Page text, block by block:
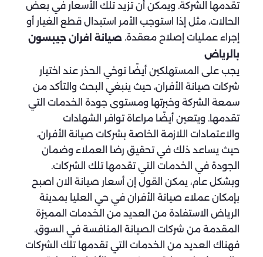
تقدمها الشركة. ويمكن أن تزيد تلك الأسعار في بعض
الحالات، مثل إذا استوجب الأمر استبدال قطع الغيار أو
إجراء عمليات إصلاح معقدة. صيانة افران جيبسون
بالرياض
يجب على المستهلكين أيضًا توخي الحذر عند اختيار
شركات صيانة الأفران، حيث ينبغي البحث والتأكد من
سمعة الشركة وخبرتها ومستوى جودة الخدمات التي
تقدمها. ويتعين أيضًا مراعاة توافر الشهادات
والاعتمادات اللازمة الخاصة بشركات صيانة الأفران،
حيث يساعد ذلك في تحقيق رضا العملاء وضمان
الجودة في الخدمات التي تقدمها تلك الشركات.
وبشكل عام، يمكن القول إن أسعار صيانة الان اصبح
بإمكان عملاء صيانة الأفران في حي العليا بمدينة
الرياض الاستفادة من العديد من الخدمات المميزة
المقدمة من شركات الصيانة المنافسة في السوق.
فهناك العديد من الخدمات التي تقدمها تلك الشركات